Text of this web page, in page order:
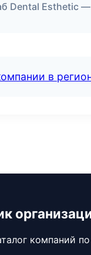
Dental Esthetic —
в
компаний